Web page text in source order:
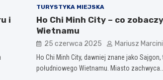
i
TURYSTYKA MIEJSKA
Ho Chi Minh City – co
Wietnamu
25 czerwca 2025 Mariusz
Ho Chi Minh City, dawniej znane jako
południowego Wietnamu. Miasto zachwyca…